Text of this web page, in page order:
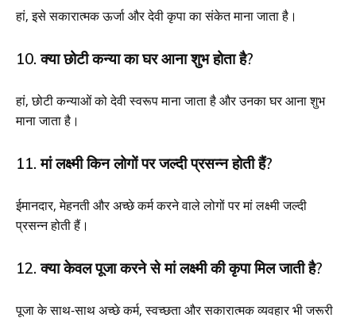
हां, इसे सकारात्मक ऊर्जा और देवी कृपा का संकेत माना जाता है।
10. क्या छोटी कन्या का घर आना शुभ होता है?
हां, छोटी कन्याओं को देवी स्वरूप माना जाता है और उनका घर आना शुभ
माना जाता है।
11. मां लक्ष्मी किन लोगों पर जल्दी प्रसन्न होती हैं?
ईमानदार, मेहनती और अच्छे कर्म करने वाले लोगों पर मां लक्ष्मी जल्दी
प्रसन्न होती हैं।
12. क्या केवल पूजा करने से मां लक्ष्मी की कृपा मिल जाती है?
पूजा के साथ-साथ अच्छे कर्म, स्वच्छता और सकारात्मक व्यवहार भी जरूरी